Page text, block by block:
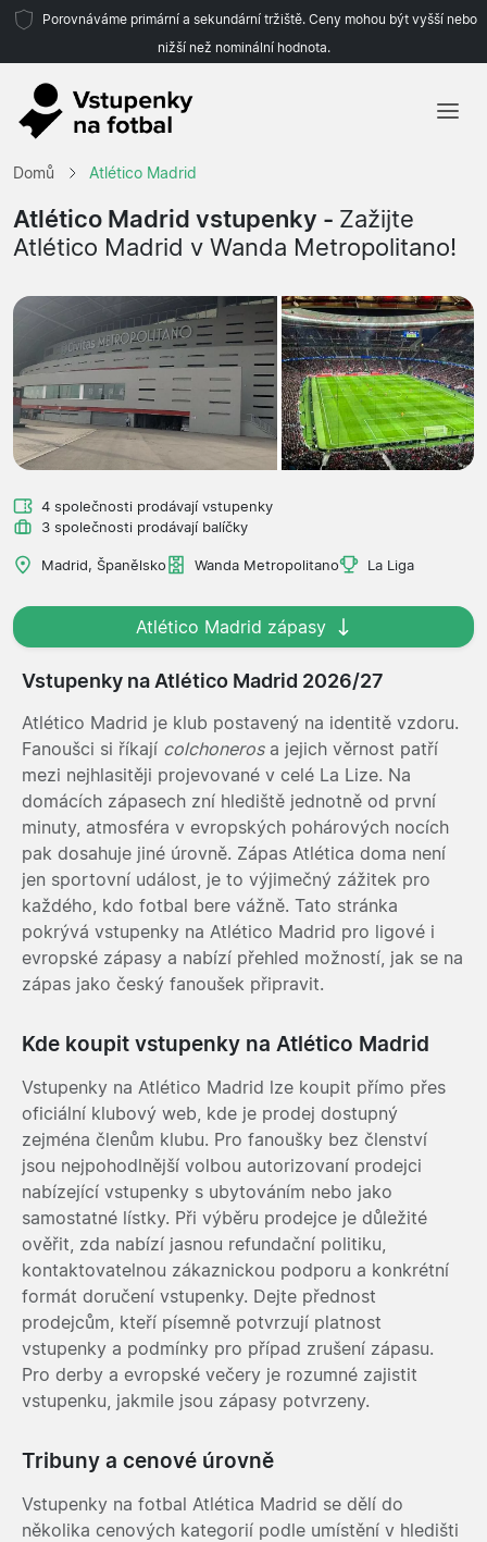
Porovnáváme primární a sekundární tržiště. Ceny mohou být vyšší nebo
nižší než nominální hodnota.
Ligy
Domů Atlético Madrid
Atlético Madrid vstupenky - Zažijte
Atlético Madrid v Wanda Metropolitano!
4 společnosti prodávají vstupenky
3 společnosti prodávají balíčky
Madrid, Španělsko Wanda Metropolitano La Liga
Atlético Madrid zápasy
Vstupenky na Atlético Madrid 2026/27
Atlético Madrid je klub postavený na identitě vzdoru.
Fanoušci si říkají colchonerosa jejich věrnost patří
mezi nejhlasitěji projevované v celé La Lize. Na
domácích zápasech zní hlediště jednotně od první
minuty, atmosféra v evropských pohárových nocích
pak dosahuje jiné úrovně. Zápas Atlética doma není
jen sportovní událost, je to výjimečný zážitek pro
každého, kdo fotbal bere vážně. Tato stránka
pokrývá vstupenky na Atlético Madrid pro ligové i
evropské zápasy a nabízí přehled možností, jak se na
zápas jako český fanoušek připravit.
Kde koupit vstupenky na Atlético Madrid
Vstupenky na Atlético Madrid lze koupit přímo přes
oficiální klubový web, kde je prodej dostupný
zejména členům klubu. Pro fanoušky bez členství
jsou nejpohodlnější volbou autorizovaní prodejci
nabízející vstupenky s ubytováním nebo jako
samostatné lístky. Při výběru prodejce je důležité
ověřit, zda nabízí jasnou refundační politiku,
kontaktovatelnou zákaznickou podporu a konkrétní
formát doručení vstupenky. Dejte přednost
prodejcům, kteří písemně potvrzují platnost
vstupenky a podmínky pro případ zrušení zápasu.
Pro derby a evropské večery je rozumné zajistit
vstupenku, jakmile jsou zápasy potvrzeny.
Tribuny a cenové úrovně
Vstupenky na fotbal Atlética Madrid se dělí do
několika cenových kategorií podle umístění v hledišti